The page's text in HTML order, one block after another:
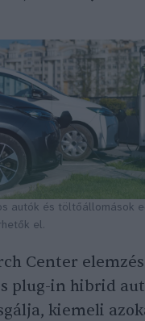
autók és töltőállomások
el.
Center
plug-in hibrid
kiemeli